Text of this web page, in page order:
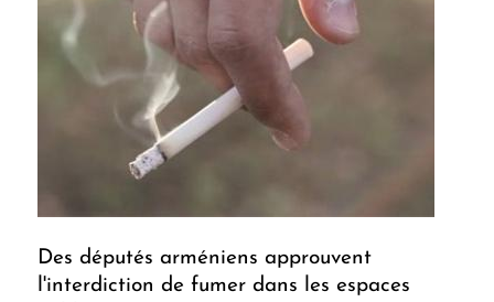
Des députés arméniens approuvent
l'interdiction de fumer dans les espaces